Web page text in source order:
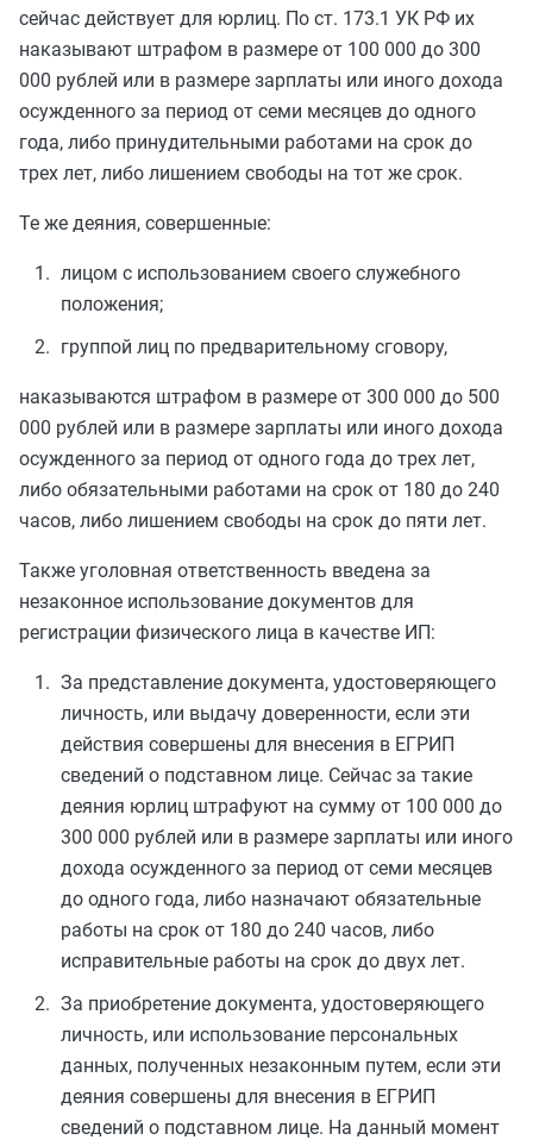
сейчас действует для юрлиц. По ст. 173.1 УК РФ их
наказывают штрафом в размере от 100 000 до 300
000 рублей или в размере зарплаты или иного дохода
осужденного за период от семи месяцев до одного
года, либо принудительными работами на срок до
трех лет, либо лишением свободы на тот же срок.
Те же деяния, совершенные:
лицом с использованием своего служебного
положения;
группой лиц по предварительному сговору,
наказываются штрафом в размере от 300 000 до 500
000 рублей или в размере зарплаты или иного дохода
осужденного за период от одного года до трех лет,
либо обязательными работами на срок от 180 до 240
часов, либо лишением свободы на срок до пяти лет.
Также уголовная ответственность введена за
незаконное использование документов для
регистрации физического лица в качестве ИП:
За представление документа, удостоверяющего
личность, или выдачу доверенности, если эти
действия совершены для внесения в ЕГРИП
сведений о подставном лице. Сейчас за такие
деяния юрлиц штрафуют на сумму от 100 000 до
300 000 рублей или в размере зарплаты или иного
дохода осужденного за период от семи месяцев
до одного года, либо назначают обязательные
работы на срок от 180 до 240 часов, либо
исправительные работы на срок до двух лет.
За приобретение документа, удостоверяющего
личность, или использование персональных
данных, полученных незаконным путем, если эти
деяния совершены для внесения в ЕГРИП
сведений о подставном лице. На данный момент